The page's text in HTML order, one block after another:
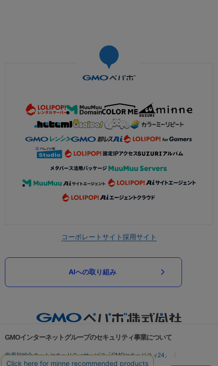
コーポレートサイト採用サイト
AIへの取り組み
GMOインターネットグループのセキュリティ事業について
世界初総合ネットセキュリティサービス「GMOセキュリティ24」